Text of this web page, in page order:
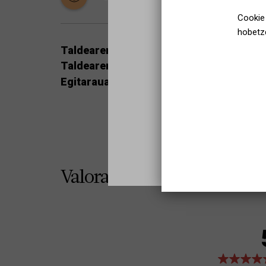
Taldearen gutxieneko lekuak:
Taldearen gehieneko lekuak:
Egitarauari buruzko informazio gehiago:
Valoraciones